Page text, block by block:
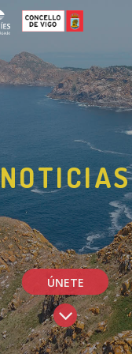
NOTICIAS
ÚNETE